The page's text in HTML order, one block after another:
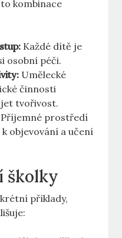
to kombinace
Každé dítě je
osobní péči.
Umělecké
činnosti
tvořivost.
Příjemné prostředí
objevování a učení
školky
příklady,